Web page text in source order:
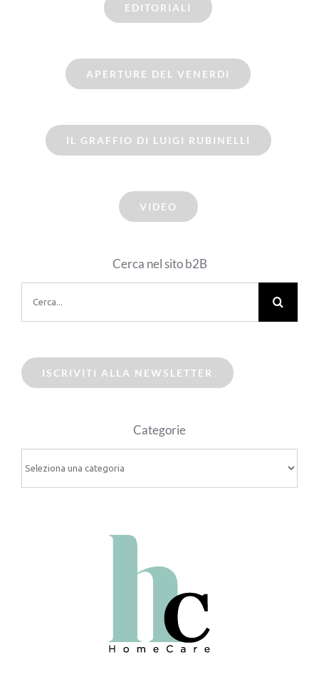
EDITORIALI
APERTURE DEL VENERDI
IL GRAFFIO DI LUIGI RUBINELLI
VIDEO
Cerca nel sito b2B
per:
ISCRIVITI ALLA NEWSLETTER
Categorie